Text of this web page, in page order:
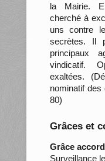
la Mairie.
cherché à
uns contre
secrètes. Il
principaux
vindicatif.
exaltées.
nominatif
80)
Grâces et
Grâce
Surveillance